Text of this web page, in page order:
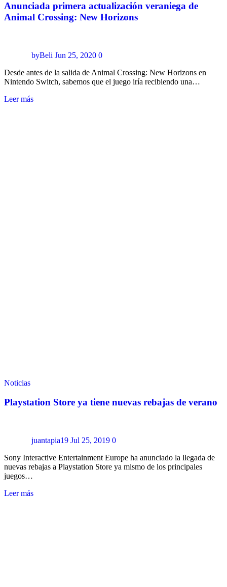
Anunciada primera actualización veraniega de
Animal Crossing: New Horizons
byBeli Jun 25, 2020 0
Desde antes de la salida de Animal Crossing: New Horizons en
Nintendo Switch, sabemos que el juego iría recibiendo una…
Leer más
Noticias
Playstation Store ya tiene nuevas rebajas de verano
juantapia19 Jul 25, 2019 0
Sony Interactive Entertainment Europe ha anunciado la llegada de
nuevas rebajas a Playstation Store ya mismo de los principales
juegos…
Leer más